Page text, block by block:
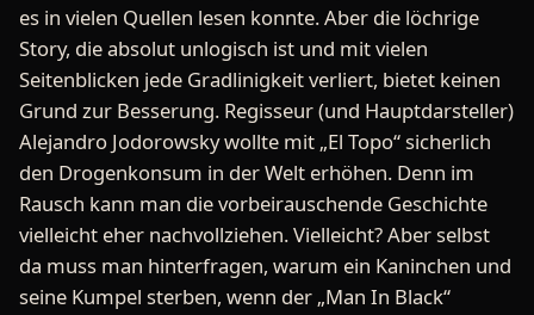
es in vielen Quellen lesen konnte. Aber die löchrige
Story, die absolut unlogisch ist und mit vielen
Seitenblicken jede Gradlinigkeit verliert, bietet keinen
Grund zur Besserung. Regisseur (und Hauptdarsteller)
Alejandro Jodorowsky wollte mit „El Topo“ sicherlich
den Drogenkonsum in der Welt erhöhen. Denn im
Rausch kann man die vorbeirauschende Geschichte
vielleicht eher nachvollziehen. Vielleicht? Aber selbst
da muss man hinterfragen, warum ein Kaninchen und
seine Kumpel sterben, wenn der „Man In Black“